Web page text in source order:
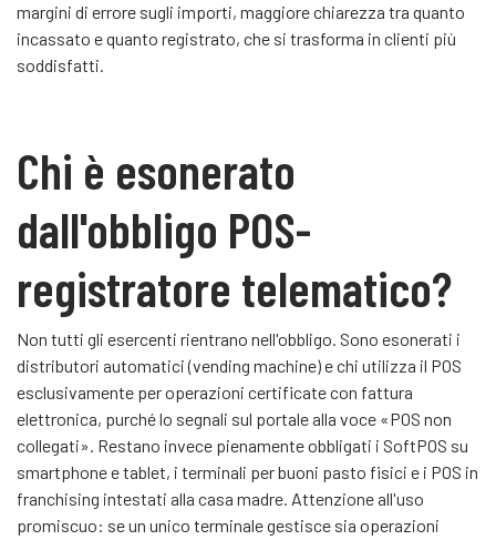
margini di errore sugli importi, maggiore chiarezza tra quanto
incassato e quanto registrato, che si trasforma in clienti più
soddisfatti.
Chi è esonerato
dall'obbligo POS-
registratore telematico?
Non tutti gli esercenti rientrano nell'obbligo. Sono esonerati i
distributori automatici (vending machine) e chi utilizza il POS
esclusivamente per operazioni certificate con fattura
elettronica, purché lo segnali sul portale alla voce «POS non
collegati». Restano invece pienamente obbligati i SoftPOS su
smartphone e tablet, i terminali per buoni pasto fisici e i POS in
franchising intestati alla casa madre. Attenzione all'uso
promiscuo: se un unico terminale gestisce sia operazioni